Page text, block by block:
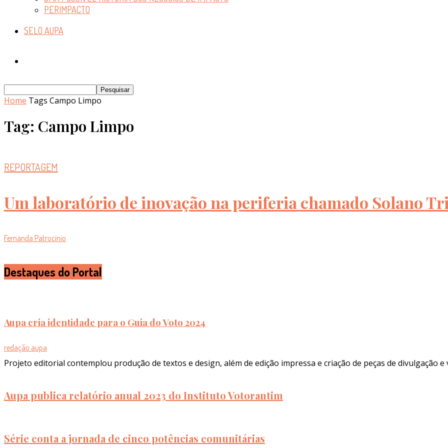
PERIMPACTO
SELO AUPA
Home Tags Campo Limpo
Tag: Campo Limpo
REPORTAGEM
Um laboratório de inovação na periferia chamado Solano
Fernanda Patrocínio
Destaques do Portal
Aupa cria identidade para o Guia do Voto 2024
redação aupa
Projeto editorial contemplou produção de textos e design, além de edição impressa e criação de peças de divulgação e
Aupa publica relatório anual 2023 do Instituto Votorantim
Série conta a jornada de cinco potências comunitárias